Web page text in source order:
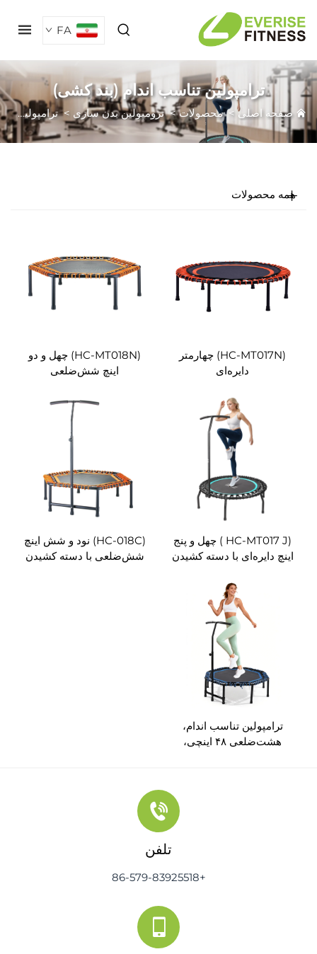
FA
ترامپولین تناسب اندام (بند کشی)
اصلی>محصولات>ترومپولین بدن سازی>ترامپولین تناسب اندام (بند کشی)
محصولات
(HC-MT017N) چهارمتر
دایره‌ای
(HC-MT018N) چهل و دو
اینچ شش‌ضلعی
(HC-MT017 J ) چهل و پنج
دایره‌ای با دسته کشیدن
(HC-018C) نود و شش اینچ
شش‌ضلعی با دسته کشیدن
ترامپولین تناسب اندام،
هشت‌ضلعی ۴۸ اینچی،
تلفن